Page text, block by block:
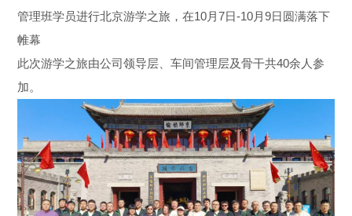
管理班学员进行北京游学之旅，在10月7日-10月9日圆满落下
帷幕
此次游学之旅由公司领导层、车间管理层及骨干共40余人参
加。